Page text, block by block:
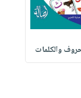
والكلمات